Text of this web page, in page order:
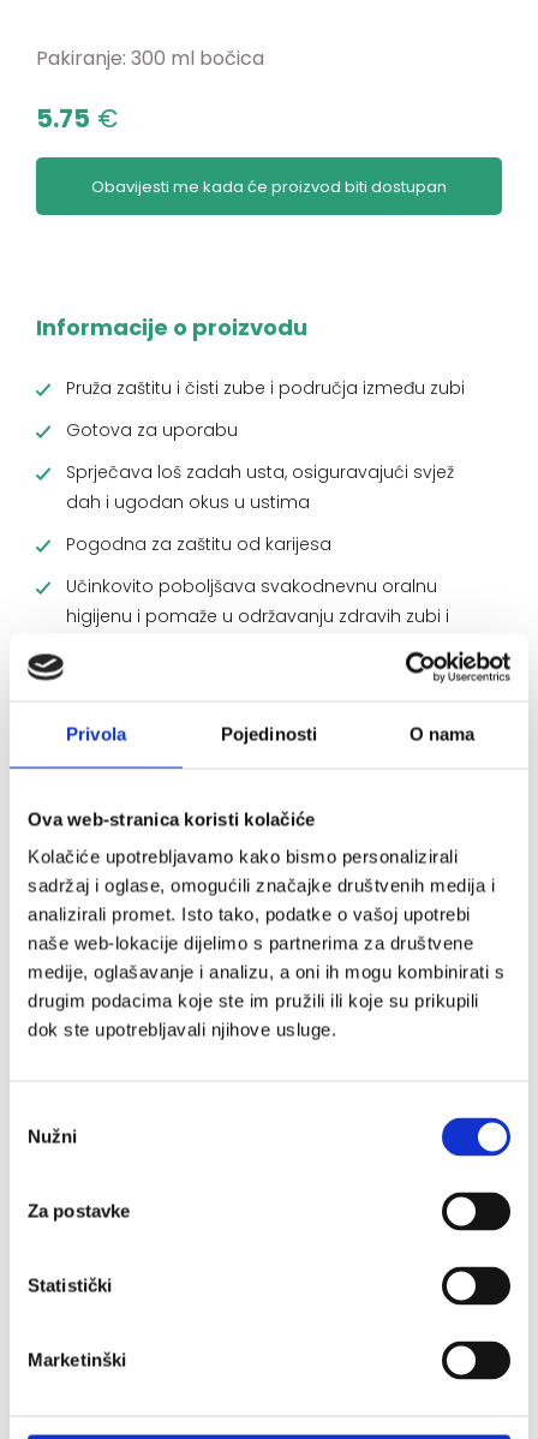
Privola Pojedinosti O nama
Ova web-stranica koristi kolačiće
Kolačiće upotrebljavamo kako bismo personalizirali
sadržaj i oglase, omogućili značajke društvenih medija i
analizirali promet. Isto tako, podatke o vašoj upotrebi
naše web-lokacije dijelimo s partnerima za društvene
medije, oglašavanje i analizu, a oni ih mogu kombinirati s
drugim podacima koje ste im pružili ili koje su prikupili
dok ste upotrebljavali njihove usluge.
pristanka
Nužni
Za postavke
Statistički
Marketinški
Pakiranje: 300 ml bočica
5.75 €
Obavijesti me kada će proizvod biti dostupan
Informacije o proizvodu
Pruža zaštitu i čisti zube i područja između zubi
Gotova za uporabu
Sprječava loš zadah usta, osiguravajući svjež
dah i ugodan okus u ustima
Pogodna za zaštitu od karijesa
Učinkovito poboljšava svakodnevnu oralnu
higijenu i pomaže u održavanju zdravih zubi i
Pakiranje: 300 ml bočica
Starch Hydrolysate, Xylitol, PEG-40 Hydro genated
Benzoate, Sodium Saccharin, Eucalyptus Globulus
Leaf Oil, Thymol, Sodium Fluoride, Citric Acid, Limonene.
Način uporabe:
šupljinu s 10 ml Lacalut flora otopine (dozator se
potom ispljunuti i ponovno ne ispirati. Slučajno
gutanje je bezopasno. Samo za odrasle.